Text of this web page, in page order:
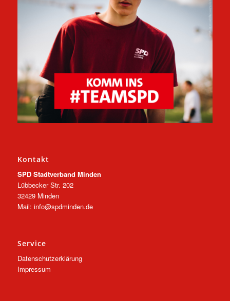
Kontakt
SPD Stadtverband Minden
Lübbecker Str. 202
32429 Minden
Mail: info@spdminden.de
Service
Datenschutzerklärung
Impressum